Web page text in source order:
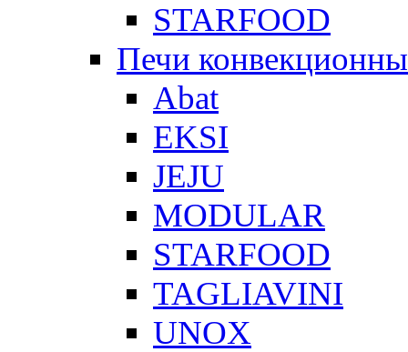
STARFOOD
Печи
Abat
EKSI
JEJU
MODULAR
STARFOOD
TAGLIAVINI
UNOX